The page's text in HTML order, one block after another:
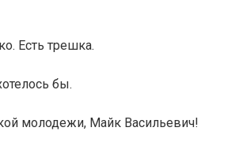
Есть трешка.
бы.
молодежи, Майк Васильевич!